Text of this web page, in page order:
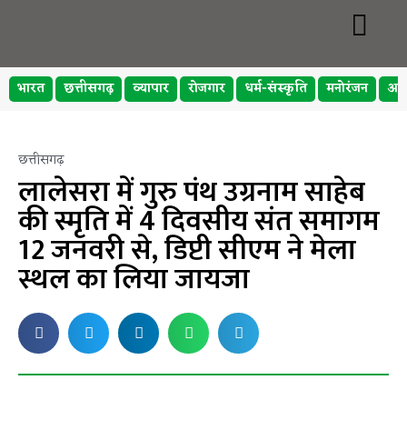
भारत छत्तीसगढ़ व्यापार रोजगार धर्म-संस्कृति मनोरंजन
छत्तीसगढ़
लालेसरा में गुरु पंथ उग्रनाम साहेब
की स्मृति में 4 दिवसीय संत समागम
12 जनवरी से, डिप्टी सीएम ने मेला
स्थल का लिया जायजा